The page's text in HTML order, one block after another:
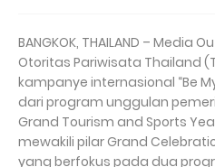
BANGKOK, THAILAND – Media
Otoritas Pariwisata Thailand
kampanye internasional “Be
dari program unggulan
Grand Tourism and Sports
mewakili pilar Grand
yang berfokus pada dua